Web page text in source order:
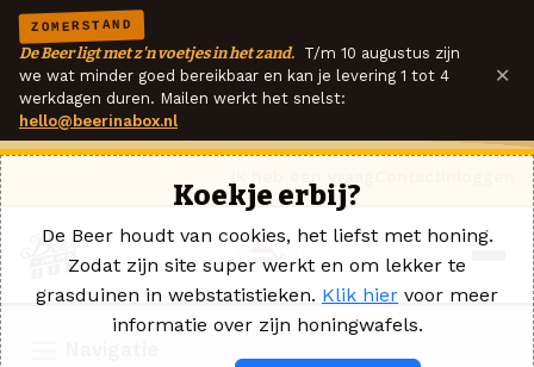
ZOMERSTAND
De Beer ligt met z'n voetjes in het zand. T/m 10 augustus zijn
we wat minder goed bereikbaar en kan je levering 1 tot 4
werkdagen duren. Mailen werkt het snelst:
hello@beerinabox.nl
×
Koekje erbij?
De Beer houdt van cookies, het liefst met honing.
Zodat zijn site super werkt en om lekker te
grasduinen in webstatistieken. Klik hier voor meer
informatie over zijn honingwafels.